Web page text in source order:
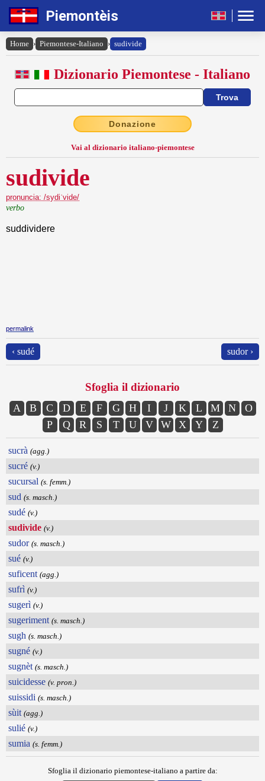
Piemontèis
Home › Piemontese-Italiano › sudivide
Dizionario Piemontese - Italiano
Donazione
Vai al dizionario italiano-piemontese
sudivide
pronuncia: /sydiˈvide/
verbo
suddividere
permalink
‹ sudé sudor ›
Sfoglia il dizionario
A B C D E F G H I J K L M N
O
P
Q R S T U V W X Y Z
sucrà (agg.)
sucré (v.)
sucursal (s. femm.)
sud (s. masch.)
sudé (v.)
sudivide (v.)
sudor (s. masch.)
sué (v.)
suficent (agg.)
sufrì (v.)
sugerì (v.)
sugeriment (s. masch.)
sugh (s. masch.)
sugné (v.)
sugnèt (s. masch.)
suicidesse (v. pron.)
suissidi (s. masch.)
sùit (agg.)
sulié (v.)
sumia (s. femm.)
Sfoglia il dizionario piemontese-italiano a partire da: